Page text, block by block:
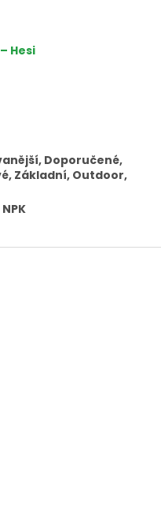
Hesi
Doporučené,
Základní, Outdoor,